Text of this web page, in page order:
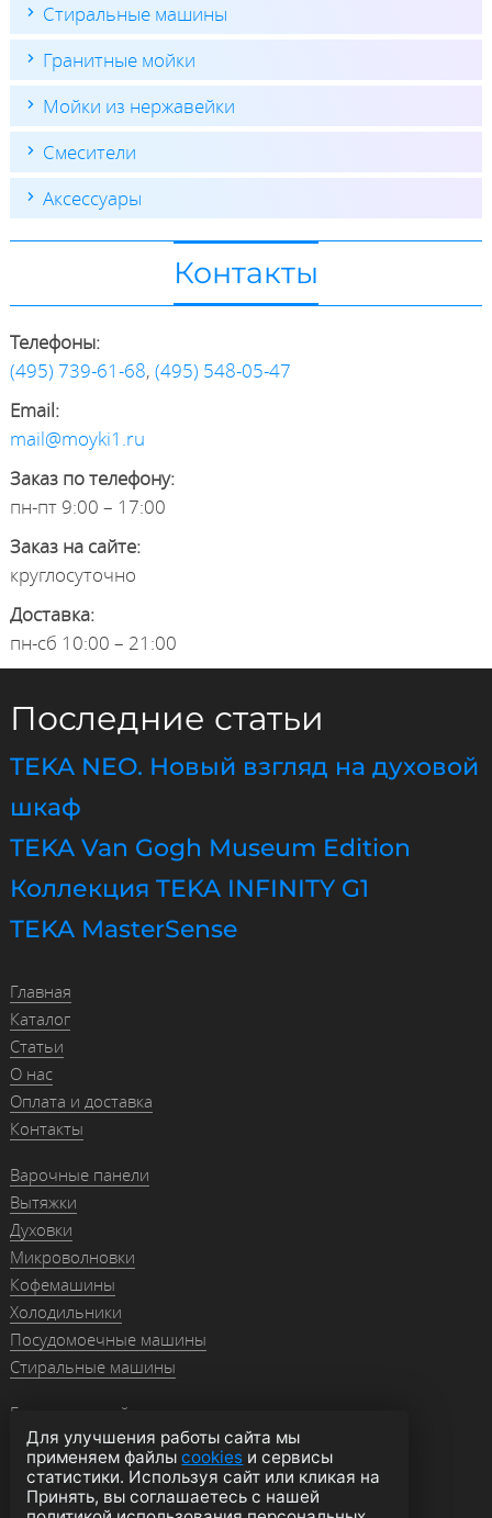
Стиральные машины
Гранитные мойки
Мойки из нержавейки
Смесители
Аксессуары
Контакты
Телефоны:
(495) 739-61-68, (495) 548-05-47
Email:
mail@moyki1.ru
Заказ по телефону:
пн-пт 9:00 – 17:00
Заказ на сайте:
круглосуточно
Доставка:
пн-сб 10:00 – 21:00
Последние статьи
TEKA NEO. Новый взгляд на духовой
шкаф
TEKA Van Gogh Museum Edition
Коллекция TEKA INFINITY G1
TEKA MasterSense
Главная
Каталог
Статьи
О нас
Оплата и доставка
Контакты
Варочные панели
Вытяжки
Духовки
Микроволновки
Кофемашины
Холодильники
Посудомоечные машины
Стиральные машины
Гранитные мойки
Мойки из нержавейки
Смесители
Аксессуары
Для улучшения работы сайта мы
применяем файлыcookies и сервисы
статистики. Используя сайт или кликая на
Принять, вы соглашаетесь с нашей